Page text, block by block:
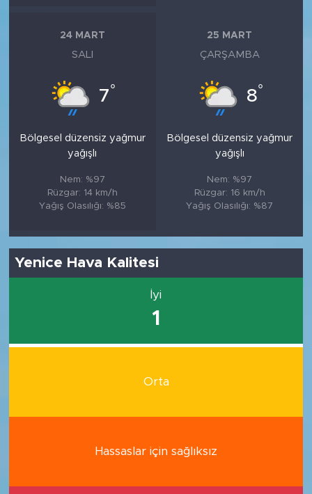
24 MART
SALI
7°
Bölgesel düzensiz yağmur
yağışlı
Nem: %97
Rüzgar: 14 km/h
Yağış Olasılığı: %85
25 MART
ÇARŞAMBA
8°
Bölgesel düzensiz yağmur
yağışlı
Nem: %97
Rüzgar: 16 km/h
Yağış Olasılığı: %87
Yenice Hava Kalitesi
İyi
1
Orta
Hassaslar için sağlıksız